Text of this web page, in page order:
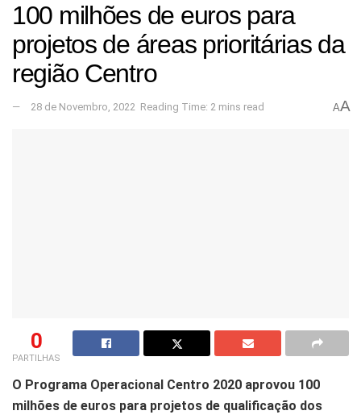
100 milhões de euros para
projetos de áreas prioritárias da
região Centro
28 de Novembro, 2022 Reading Time: 2 mins read AA
0
PARTILHAS
O Programa Operacional Centro 2020 aprovou 100
milhões de euros para projetos de qualificação dos